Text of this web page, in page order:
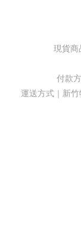
現貨
付款
運送方式｜新